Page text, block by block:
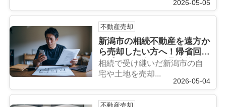
2026-05-05
不動産売却
新潟市の相続不動産を遠方か
ら売却したい方へ！帰省回数
を減らして進める具体的なコ
ツを解説
相続で受け継いだ新潟市の自
宅や土地を売却...
2026-05-04
不動産売却